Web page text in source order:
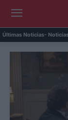
Últimas Noticias-
del 12 agosto: